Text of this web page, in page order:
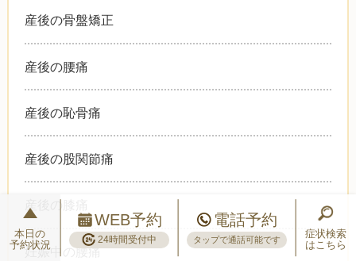
産後の骨盤矯正
産後の腰痛
産後の恥骨痛
産後の股関節痛
産後の膝痛
妊娠中の腰痛
本日の
予約状況
WEB予約
24時間受付中
電話予約
タップで通話可能です
症状検索
はこちら